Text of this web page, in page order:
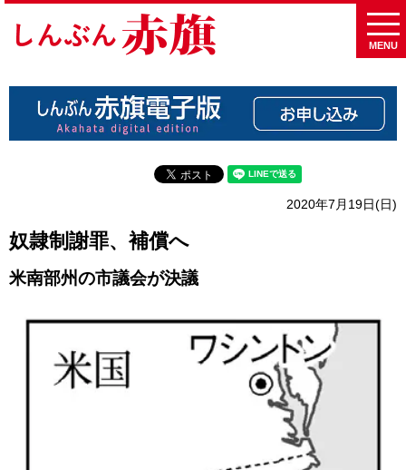
MENU
2020年7月19日(日)
奴隷制謝罪、補償へ
米南部州の市議会が決議